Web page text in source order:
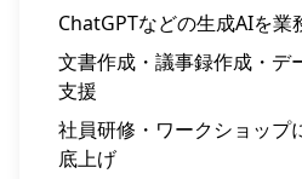
ChatGPTなどの生成AIを業
文書作成・議事録作成・デ
支援
社員研修・ワークショップ
底上げ